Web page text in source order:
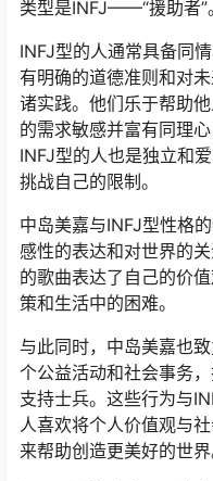
类型是INFJ——“援助者”。
INFJ型的人通常具备同
有明确的道德准则和对
诸实践。他们乐于帮助
的需求敏感并富有同理
INFJ型的人也是独立和
挑战自己的限制。
中岛美嘉与INFJ型性格
感性的表达和对世界的
的歌曲表达了自己的价
策和生活中的困难。
与此同时，中岛美嘉也
个公益活动和社会事务
支持士兵。这些行为与
人喜欢将个人价值观与
来帮助创造更美好的世界